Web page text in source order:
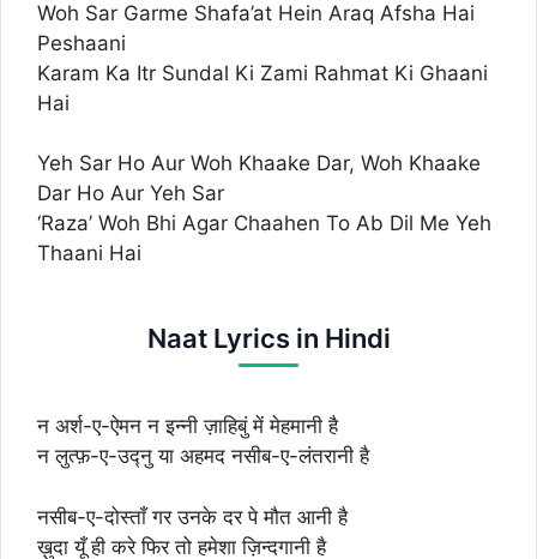
Woh Sar Garme Shafa’at Hein Araq Afsha Hai
Peshaani
Karam Ka Itr Sundal Ki Zami Rahmat Ki Ghaani
Hai
Yeh Sar Ho Aur Woh Khaake Dar, Woh Khaake
Dar Ho Aur Yeh Sar
‘Raza’ Woh Bhi Agar Chaahen To Ab Dil Me Yeh
Thaani Hai
Naat Lyrics in Hindi
न अर्श-ए-ऐमन न इन्नी ज़ाहिबुं में मेहमानी है
न लुत्फ़-ए-उद्नु या अहमद नसीब-ए-लंतरानी है
नसीब-ए-दोस्ताँ गर उनके दर पे मौत आनी है
ख़ुदा यूँ ही करे फिर तो हमेशा ज़िन्दगानी है